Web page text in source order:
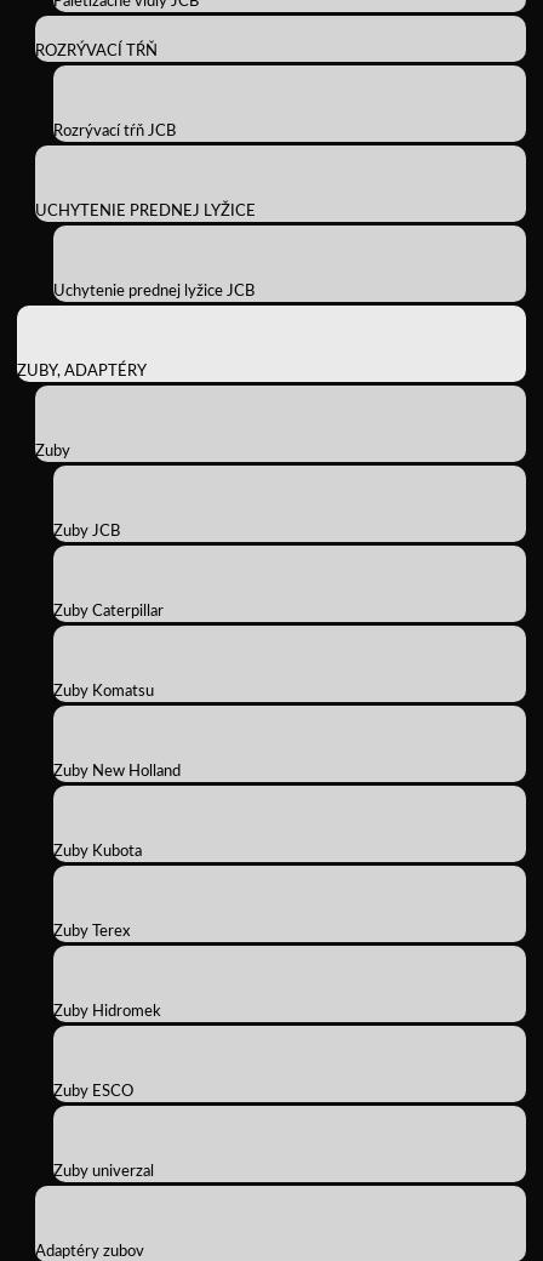
ROZRÝVACÍ TŔŇ
Rozrývací tŕň JCB
UCHYTENIE PREDNEJ LYŽICE
Uchytenie prednej lyžice JCB
ZUBY, ADAPTÉRY
Zuby
Zuby JCB
Zuby Caterpillar
Zuby Komatsu
Zuby New Holland
Zuby Kubota
Zuby Terex
Zuby Hidromek
Zuby ESCO
Zuby univerzal
Adaptéry zubov